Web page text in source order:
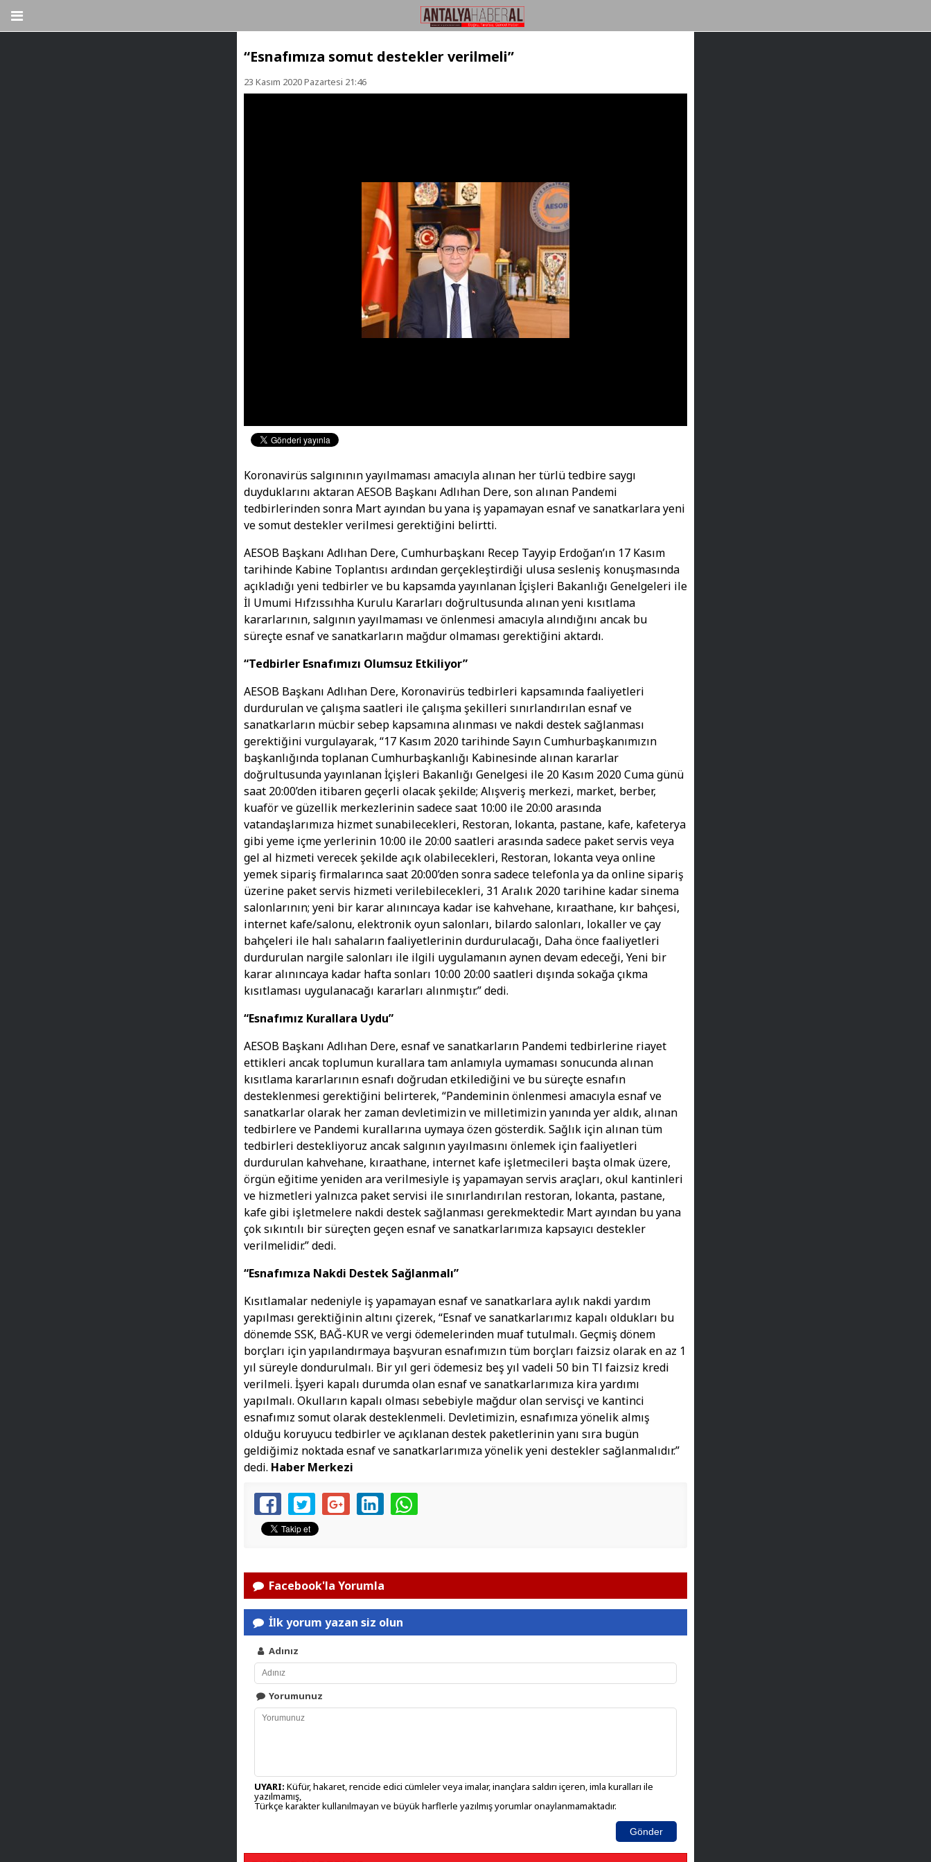
“Esnafımıza somut destekler verilmeli”
23 Kasım 2020 Pazartesi 21:46
Koronavirüs salgınının yayılmaması amacıyla alınan her türlü tedbire saygı
duyduklarını aktaran AESOB Başkanı Adlıhan Dere, son alınan Pandemi
tedbirlerinden sonra Mart ayından bu yana iş yapamayan esnaf ve sanatkarlara yeni
ve somut destekler verilmesi gerektiğini belirtti.
AESOB Başkanı Adlıhan Dere, Cumhurbaşkanı Recep Tayyip Erdoğan’ın 17 Kasım
tarihinde Kabine Toplantısı ardından gerçekleştirdiği ulusa sesleniş konuşmasında
açıkladığı yeni tedbirler ve bu kapsamda yayınlanan İçişleri Bakanlığı Genelgeleri ile
İl Umumi Hıfzıssıhha Kurulu Kararları doğrultusunda alınan yeni kısıtlama
kararlarının, salgının yayılmaması ve önlenmesi amacıyla alındığını ancak bu
süreçte esnaf ve sanatkarların mağdur olmaması gerektiğini aktardı.
“Tedbirler Esnafımızı Olumsuz Etkiliyor”
AESOB Başkanı Adlıhan Dere, Koronavirüs tedbirleri kapsamında faaliyetleri
durdurulan ve çalışma saatleri ile çalışma şekilleri sınırlandırılan esnaf ve
sanatkarların mücbir sebep kapsamına alınması ve nakdi destek sağlanması
gerektiğini vurgulayarak, “17 Kasım 2020 tarihinde Sayın Cumhurbaşkanımızın
başkanlığında toplanan Cumhurbaşkanlığı Kabinesinde alınan kararlar
doğrultusunda yayınlanan İçişleri Bakanlığı Genelgesi ile 20 Kasım 2020 Cuma günü
saat 20:00’den itibaren geçerli olacak şekilde; Alışveriş merkezi, market, berber,
kuaför ve güzellik merkezlerinin sadece saat 10:00 ile 20:00 arasında
vatandaşlarımıza hizmet sunabilecekleri, Restoran, lokanta, pastane, kafe, kafeterya
gibi yeme­ içme yerlerinin 10:00 ile 20:00 saatleri arasında sadece paket servis veya
gel­ al hizmeti verecek şekilde açık olabilecekleri, Restoran, lokanta veya online
yemek sipariş firmalarınca saat 20:00’den sonra sadece telefonla ya da online sipariş
üzerine paket servis hizmeti verilebilecekleri, 31 Aralık 2020 tarihine kadar sinema
salonlarının; yeni bir karar alınıncaya kadar ise kahvehane, kıraathane, kır bahçesi,
internet kafe/salonu, elektronik oyun salonları, bilardo salonları, lokaller ve çay
bahçeleri ile halı sahaların faaliyetlerinin durdurulacağı, Daha önce faaliyetleri
durdurulan nargile salonları ile ilgili uygulamanın aynen devam edeceği, Yeni bir
karar alınıncaya kadar hafta sonları 10:00 ­20:00 saatleri dışında sokağa çıkma
kısıtlaması uygulanacağı kararları alınmıştır.” dedi.
“Esnafımız Kurallara Uydu”
AESOB Başkanı Adlıhan Dere, esnaf ve sanatkarların Pandemi tedbirlerine riayet
ettikleri ancak toplumun kurallara tam anlamıyla uymaması sonucunda alınan
kısıtlama kararlarının esnafı doğrudan etkilediğini ve bu süreçte esnafın
desteklenmesi gerektiğini belirterek, “Pandeminin önlenmesi amacıyla esnaf ve
sanatkarlar olarak her zaman devletimizin ve milletimizin yanında yer aldık, alınan
tedbirlere ve Pandemi kurallarına uymaya özen gösterdik. Sağlık için alınan tüm
tedbirleri destekliyoruz ancak salgının yayılmasını önlemek için faaliyetleri
durdurulan kahvehane, kıraathane, internet kafe işletmecileri başta olmak üzere,
örgün eğitime yeniden ara verilmesiyle iş yapamayan servis araçları, okul kantinleri
ve hizmetleri yalnızca paket servisi ile sınırlandırılan restoran, lokanta, pastane,
kafe gibi işletmelere nakdi destek sağlanması gerekmektedir. Mart ayından bu yana
çok sıkıntılı bir süreçten geçen esnaf ve sanatkarlarımıza kapsayıcı destekler
verilmelidir.” dedi.
“Esnafımıza Nakdi Destek Sağlanmalı”
Kısıtlamalar nedeniyle iş yapamayan esnaf ve sanatkarlara aylık nakdi yardım
yapılması gerektiğinin altını çizerek, “Esnaf ve sanatkarlarımız kapalı oldukları bu
dönemde SSK, BAĞ-KUR ve vergi ödemelerinden muaf tutulmalı. Geçmiş dönem
borçları için yapılandırmaya başvuran esnafımızın tüm borçları faizsiz olarak en az 1
yıl süreyle dondurulmalı. Bir yıl geri ödemesiz beş yıl vadeli 50 bin Tl faizsiz kredi
verilmeli. İşyeri kapalı durumda olan esnaf ve sanatkarlarımıza kira yardımı
yapılmalı. Okulların kapalı olması sebebiyle mağdur olan servisçi ve kantinci
esnafımız somut olarak desteklenmeli. Devletimizin, esnafımıza yönelik almış
olduğu koruyucu tedbirler ve açıklanan destek paketlerinin yanı sıra bugün
geldiğimiz noktada esnaf ve sanatkarlarımıza yönelik yeni destekler sağlanmalıdır.”
dedi. Haber Merkezi
Facebook'la Yorumla
İlk yorum yazan siz olun
Adınız
Yorumunuz
UYARI: Küfür, hakaret, rencide edici cümleler veya imalar, inançlara saldırı içeren, imla kuralları ile
yazılmamış,
Türkçe karakter kullanılmayan ve büyük harflerle yazılmış yorumlar onaylanmamaktadır.
Gönder